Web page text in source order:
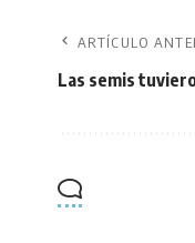
ARTÍCULO
Las semis